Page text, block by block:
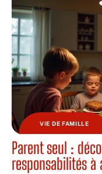
VIE DE FAMILLE
Parent seul :
responsabilités à